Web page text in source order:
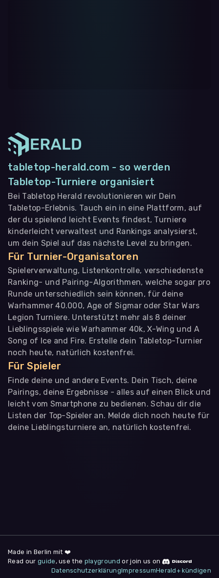
tabletop-herald.com - so werden
Tabletop-Turniere organisiert
Bei Tabletop Herald revolutionieren wir Dein
Tabletop-Erlebnis. Tauch ein in eine Plattform, auf
der du spielend leicht Events findest, Turniere
kinderleicht verwaltest und Rankings analysierst,
um dein Spiel auf das nächste Level zu bringen.
Für Turnier-Organisatoren
Spielerverwaltung, Listenkontrolle, verschiedenste
Ranking- und Pairing-Algorithmen, welche sogar pro
Runde unterschiedlich sein können, für deine
Warhammer 40.000, Age of Sigmar oder Star Wars
Legion Turniere. Unterstützt mehr als 8 deiner
Lieblingsspiele wie Warhammer 40k, X-Wing und A
Song of Ice and Fire. Erstelle dein Tabletop-Turnier
noch heute, natürlich kostenfrei.
Für Spieler
Finde deine und andere Events. Dein Tisch, deine
Pairings, deine Ergebnisse - alles auf einen Blick und
leicht vom Smartphone zu bedienen. Schau dir die
Listen der Top-Spieler an. Melde dich noch heute für
deine Lieblingsturniere an, natürlich kostenfrei.
deine Zustimmung jederzeit unter "
am Seitenende widerrufen.
Made in Berlin mit ❤️
Read our guide , use the playground or join us on
DatenschutzerklärungImpressumHerald+ kündigen